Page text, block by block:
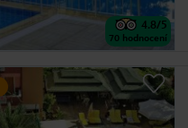
4.8/5
70 hodnocení